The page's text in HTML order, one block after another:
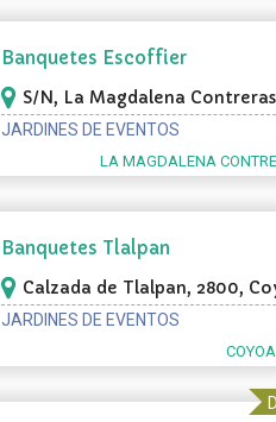
Banquetes Escoffier
S/N, La Magdalena Contreras
JARDINES DE EVENTOS
LA MAGDALENA
Banquetes Tlalpan
Calzada de Tlalpan, 2800,
JARDINES DE EVENTOS